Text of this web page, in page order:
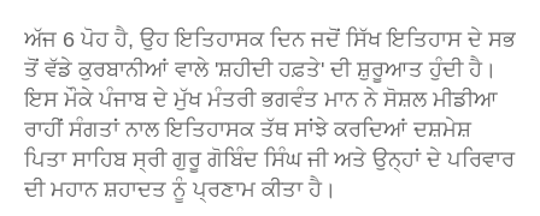
ਅੱਜ 6 ਪੋਹ ਹੈ, ਉਹ ਇਤਿਹਾਸਕ ਦਿਨ ਜਦੋਂ ਸਿੱਖ ਇਤਿਹਾਸ ਦੇ ਸਭ
ਤੋਂ ਵੱਡੇ ਕੁਰਬਾਨੀਆਂ ਵਾਲੇ 'ਸ਼ਹੀਦੀ ਹਫ਼ਤੇ' ਦੀ ਸ਼ੁਰੂਆਤ ਹੁੰਦੀ ਹੈ।
ਇਸ ਮੌਕੇ ਪੰਜਾਬ ਦੇ ਮੁੱਖ ਮੰਤਰੀ ਭਗਵੰਤ ਮਾਨ ਨੇ ਸੋਸ਼ਲ ਮੀਡੀਆ
ਰਾਹੀਂ ਸੰਗਤਾਂ ਨਾਲ ਇਤਿਹਾਸਕ ਤੱਥ ਸਾਂਝੇ ਕਰਦਿਆਂ ਦਸ਼ਮੇਸ਼
ਪਿਤਾ ਸਾਹਿਬ ਸ੍ਰੀ ਗੁਰੂ ਗੋਬਿੰਦ ਸਿੰਘ ਜੀ ਅਤੇ ਉਨ੍ਹਾਂ ਦੇ ਪਰਿਵਾਰ
ਦੀ ਮਹਾਨ ਸ਼ਹਾਦਤ ਨੂੰ ਪ੍ਰਣਾਮ ਕੀਤਾ ਹੈ।